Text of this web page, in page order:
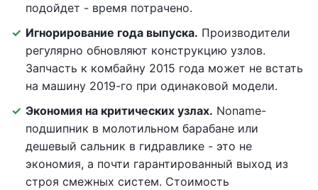
подойдет - время потрачено.
Игнорирование года выпуска. Производители
регулярно обновляют конструкцию узлов.
Запчасть к комбайну 2015 года может не встать
на машину 2019-го при одинаковой модели.
Экономия на критических узлах. Noname-
подшипник в молотильном барабане или
дешевый сальник в гидравлике - это не
экономия, а почти гарантированный выход из
строя смежных систем. Стоимость